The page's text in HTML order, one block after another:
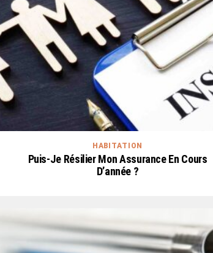
HABITATION
Puis-Je Résilier Mon Assurance En Cours
D’année ?